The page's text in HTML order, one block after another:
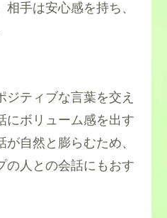
手は安心感を持ち、
ティブな言葉を交え
にボリューム感を出す
自然と膨らむため、
の人との会話にもおす